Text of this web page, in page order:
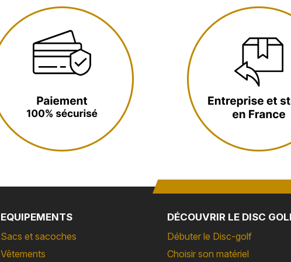
EQUIPEMENTS
Sacs et sacoches
Vêtements
DÉCOUVRIR LE DISC
Débuter le Disc-golf
Choisir son matériel